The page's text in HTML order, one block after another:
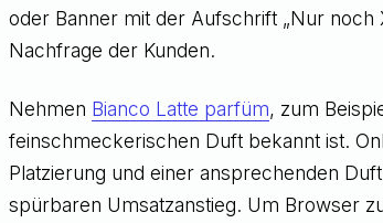
oder Banner mit der Aufschrift „Nur noch
Nachfrage der Kunden.
Nehmen Bianco Latte parfüm, zum
feinschmeckerischen Duft bekannt ist.
Platzierung und einer ansprechenden
spürbaren Umsatzanstieg. Um Browser